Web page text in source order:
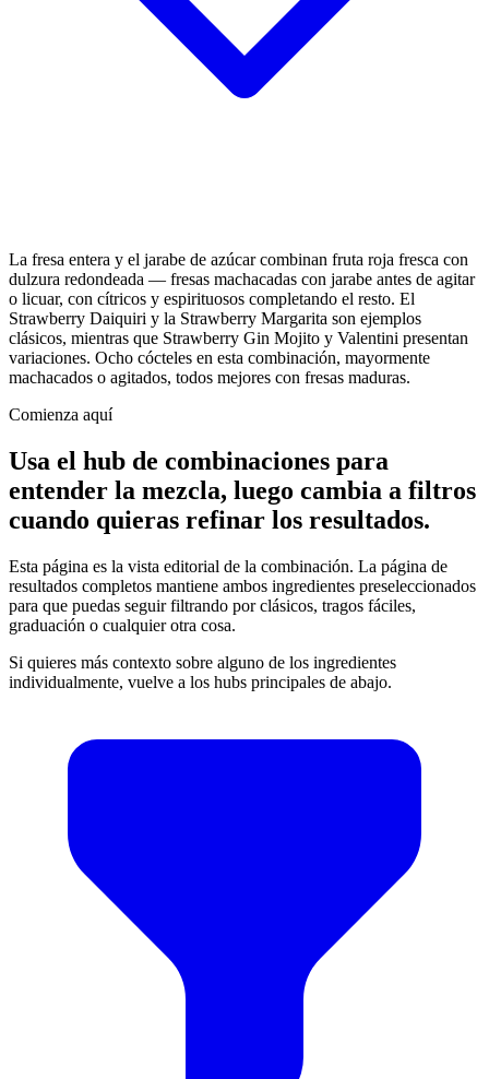
La fresa entera y el jarabe de azúcar combinan fruta roja fresca con
dulzura redondeada — fresas machacadas con jarabe antes de agitar
o licuar, con cítricos y espirituosos completando el resto. El
Strawberry Daiquiri y la Strawberry Margarita son ejemplos
clásicos, mientras que Strawberry Gin Mojito y Valentini presentan
variaciones. Ocho cócteles en esta combinación, mayormente
machacados o agitados, todos mejores con fresas maduras.
Comienza aquí
Usa el hub de combinaciones para
entender la mezcla, luego cambia a filtros
cuando quieras refinar los resultados.
Esta página es la vista editorial de la combinación. La página de
resultados completos mantiene ambos ingredientes preseleccionados
para que puedas seguir filtrando por clásicos, tragos fáciles,
graduación o cualquier otra cosa.
Si quieres más contexto sobre alguno de los ingredientes
individualmente, vuelve a los hubs principales de abajo.